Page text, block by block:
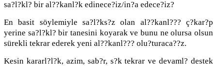
sa?l?kl? bir al??kanl?k edinece?iz/in?a edece?iz?
En basit söylemiyle sa?l?ks?z olan al??kanl??? ç?kar?p
yerine sa?l?kl? bir tanesini koyarak ve bunu ne olursa olsun
sürekli tekrar ederek yeni al??kanl??? olu?turaca??z.
Kesin kararl?l?k, azim, sab?r, s?k tekrar ve devaml? destek